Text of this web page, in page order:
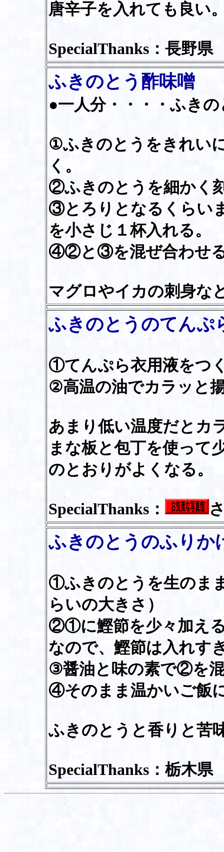
唐辛子を入れても良い
SpecialThanks：長野
ふきのとう酢味噌
●一人分・・・・ふき
①ふきのとうをきれい
く。
②ふきのとうを細かく
③とろりとなるくらい
を小さじ１杯入れる。
④②と③を混ぜ合わせ
マグロやイカの刺身な
ふきのとうのてんぷ
①てんぷら衣用液をつ
②高温の油でカラッと
あまり低い温度だとカ
まな板と包丁を使って
のとおりがよくなる。
SpecialThanks：
ふきのとうのふりか
①ふきのとうを生のま
らいの大きさ）
②①に鰹節を少々加え
なので、鰹節は入れす
③醤油と味の素で②を
④そのまま温かいご飯
ふきのとうと香りと苦
SpecialThanks：栃木